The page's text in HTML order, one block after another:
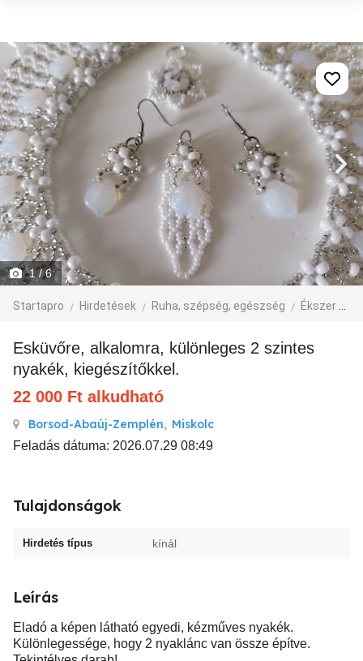
1/ 6
Startapro Hirdetések Ruha, szépség, egészség Ékszer
Esküvőre, alkalomra, különleges 2 szintes
nyakék, kiegészítőkkel.
22 000 Ft alkudható
Borsod-Abaúj-Zemplén, Miskolc
Feladás dátuma: 2026.07.29 08:49
Tulajdonságok
Hirdetés típus kínál
Leírás
Eladó a képen látható egyedi, kézműves nyakék.
Különlegessége, hogy 2 nyaklánc van össze építve.